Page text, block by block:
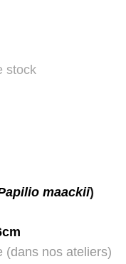
stock
maackii)
(dans nos ateliers)